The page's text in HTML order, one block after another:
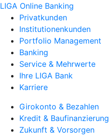
LIGA Online Banking
Privatkunden
Institutionenkunden
Portfolio Management
Banking
Service & Mehrwerte
Ihre LIGA Bank
Karriere
Girokonto & Bezahlen
Kredit & Baufinanzierung
Zukunft & Vorsorgen